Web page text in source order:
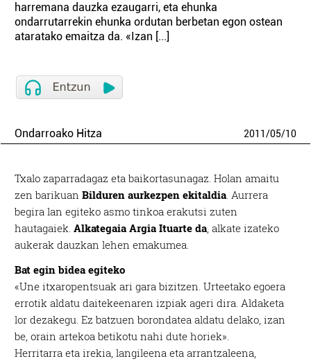
harremana dauzka ezaugarri, eta ehunka
ondarrutarrekin ehunka ordutan berbetan egon ostean
ataratako emaitza da. «Izan [...]
Ondarroako Hitza 2011/05/10
Txalo zaparradagaz eta baikortasunagaz. Holan amaitu
zen barikuanBilduren aurkezpen ekitaldia. Aurrera
begira lan egiteko asmo tinkoa erakutsi zuten
hautagaiek.Alkategaia Argia Ituarte da, alkate izateko
aukerak dauzkan lehen emakumea.
Bat egin bidea egiteko
«Une itxaropentsuak ari gara bizitzen. Urteetako egoera
errotik aldatu daitekeenaren izpiak ageri dira. Aldaketa
lor dezakegu. Ez batzuen borondatea aldatu delako, izan
be, orain artekoa betikotu nahi dute horiek».
Herritarra eta irekia, langileena eta arrantzaleena,